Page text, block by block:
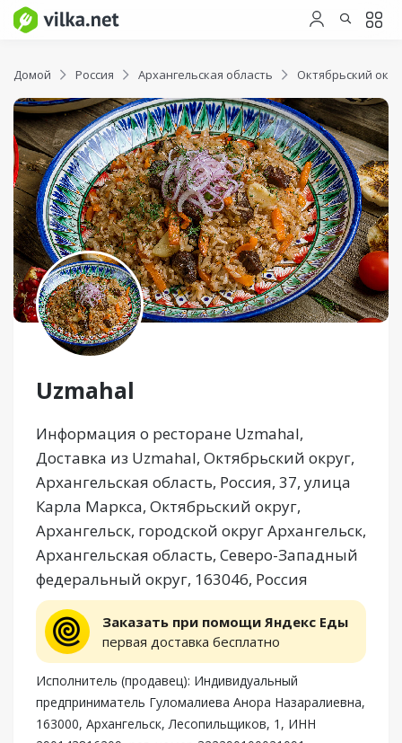
Домой Россия Архангельская область Октябрьский
Uzmahal
Информация о ресторане Uzmahal,
Доставка из Uzmahal, Октябрьский округ,
Архангельская область, Россия, 37, улица
Карла Маркса, Октябрьский округ,
Архангельск, городской округ Архангельск,
Архангельская область, Северо-Западный
федеральный округ, 163046, Россия
Заказать при помощи Яндекс Еды
первая доставка бесплатно
Исполнитель (продавец): Индивидуальный
предприниматель Гуломалиева Анора Назаралиевна,
163000, Архангельск, Лесопильщиков, 1, ИНН